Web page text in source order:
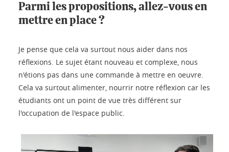
Parmi les propositions, allez-vous en
mettre en place ?
Je pense que cela va surtout nous aider dans nos
réflexions. Le sujet étant nouveau et complexe, nous
n'étions pas dans une commande à mettre en oeuvre.
Cela va surtout alimenter, nourrir notre réflexion car les
étudiants ont un point de vue très différent sur
l'occupation de l'espace public.